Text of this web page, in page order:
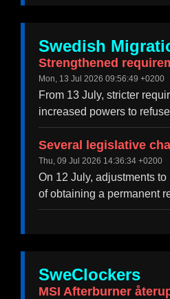
Swedish
Strengthened
Mon, 13 Jul 2026 09:56:49 +0200
From 13 July, stricter
increased powers to
Several legislative
Thu, 09 Jul 2026 14:36:34 +0200
On 12 July, adjustments
of obtaining a permanent
SweClockers
MSI Afterburner